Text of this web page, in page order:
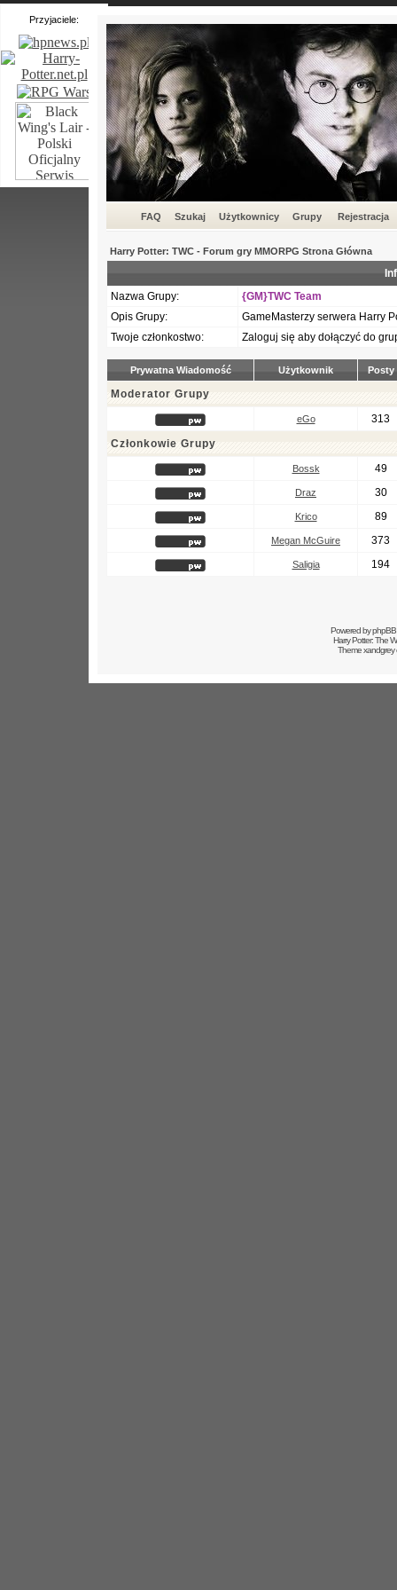
Przyjaciele:
FAQ Szukaj Użytkownicy Grupy Rejestracja
Harry Potter: TWC - Forum gry MMORPG Strona Główna
Nazwa Grupy:
{GM}TWC Team
Opis Grupy:
GameMasterzy serwera Harry
Twoje członkostwo:
Zaloguj się aby dołączyć do
Prywatna Wiadomość Użytkownik Posty
Moderator Grupy
eGo
313
Członkowie Grupy
Bossk 49
Draz 30
Krico 89
Megan McGuire 373
Saligia 194
Powered byphpBB
Harry Potter: The
Theme xandgrey